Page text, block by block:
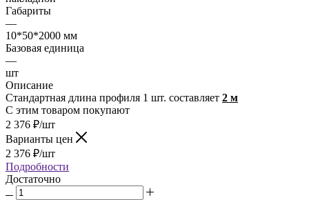
Габариты
—
10*50*2000 мм
Базовая единица
—
шт
Описание
Стандартная длина профиля 1 шт. составляет 2 м
С этим товаром покупают
2 376 ₽/шт
Варианты цен
2 376 ₽/шт
Подробности
Достаточно